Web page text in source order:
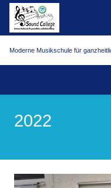
Moderne Musikschule für
2022